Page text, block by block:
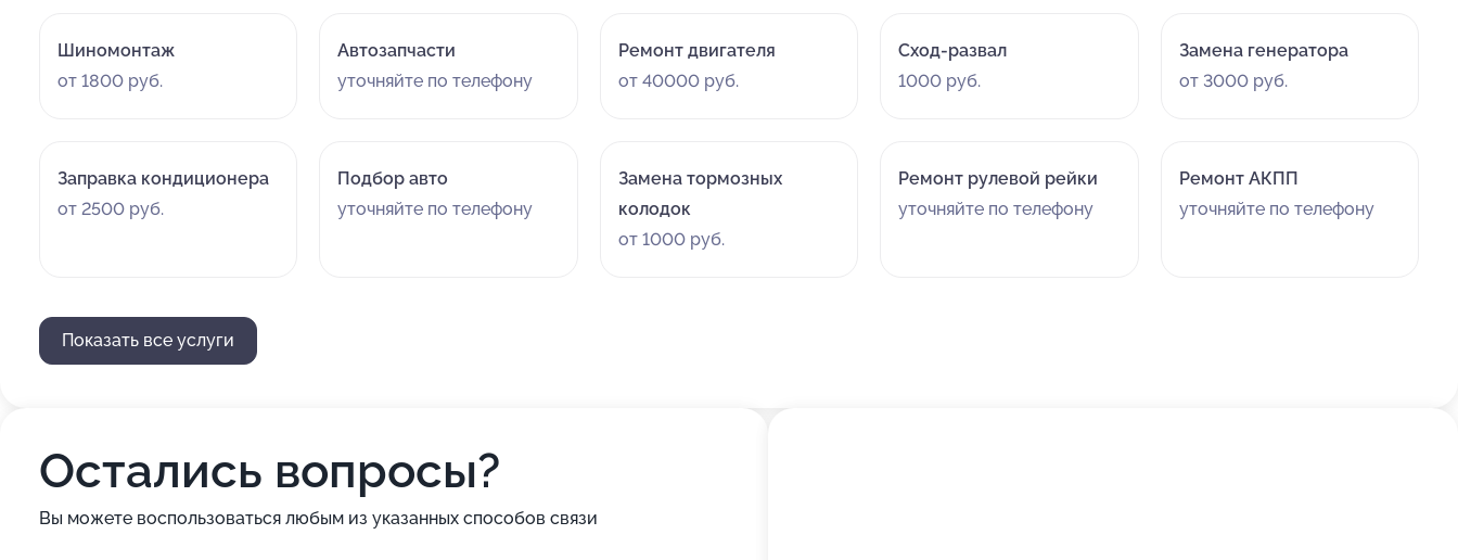
Шиномонтаж
от 1800 руб.
Автозапчасти
уточняйте по телефону
Ремонт двигателя
от 40000 руб.
Сход-развал
1000 руб.
Замена генератора
от 3000 руб.
Заправка кондиционера
от 2500 руб.
Подбор авто
уточняйте по телефону
Замена тормозных
колодок
от 1000 руб.
Ремонт рулевой рейки
уточняйте по телефону
Ремонт АКПП
уточняйте по телефону
Показать все услуги
Остались вопросы?
Вы можете воспользоваться любым из указанных способов связи